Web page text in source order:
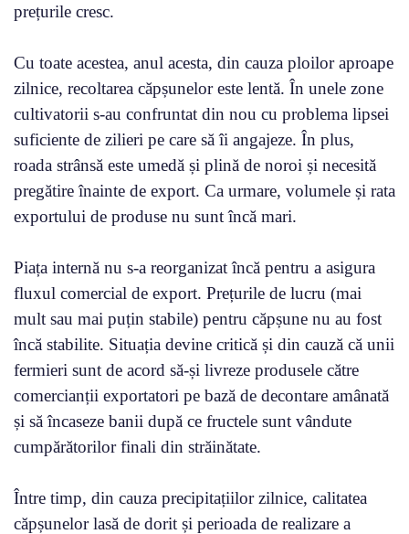
prețurile cresc.
Cu toate acestea, anul acesta, din cauza ploilor aproape
zilnice, recoltarea căpșunelor este lentă. În unele zone
cultivatorii s-au confruntat din nou cu problema lipsei
suficiente de zilieri pe care să îi angajeze. În plus,
roada strânsă este umedă și plină de noroi și necesită
pregătire înainte de export. Ca urmare, volumele și rata
exportului de produse nu sunt încă mari.
Piața internă nu s-a reorganizat încă pentru a asigura
fluxul comercial de export. Prețurile de lucru (mai
mult sau mai puțin stabile) pentru căpșune nu au fost
încă stabilite. Situația devine critică și din cauză că unii
fermieri sunt de acord să-și livreze produsele către
comercianții exportatori pe bază de decontare amânată
și să încaseze banii după ce fructele sunt vândute
cumpărătorilor finali din străinătate.
Între timp, din cauza precipitațiilor zilnice, calitatea
căpșunelor lasă de dorit și perioada de realizare a